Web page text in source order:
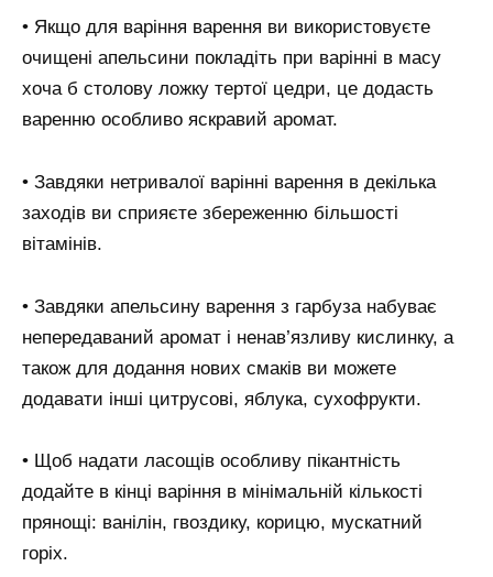
• Якщо для варіння варення ви використовуєте
очищені апельсини покладіть при варінні в масу
хоча б столову ложку тертої цедри, це додасть
варенню особливо яскравий аромат.
• Завдяки нетривалої варінні варення в декілька
заходів ви сприяєте збереженню більшості
вітамінів.
• Завдяки апельсину варення з гарбуза набуває
непередаваний аромат і ненав’язливу кислинку, а
також для додання нових смаків ви можете
додавати інші цитрусові, яблука, сухофрукти.
• Щоб надати ласощів особливу пікантність
додайте в кінці варіння в мінімальній кількості
прянощі: ванілін, гвоздику, корицю, мускатний
горіх.